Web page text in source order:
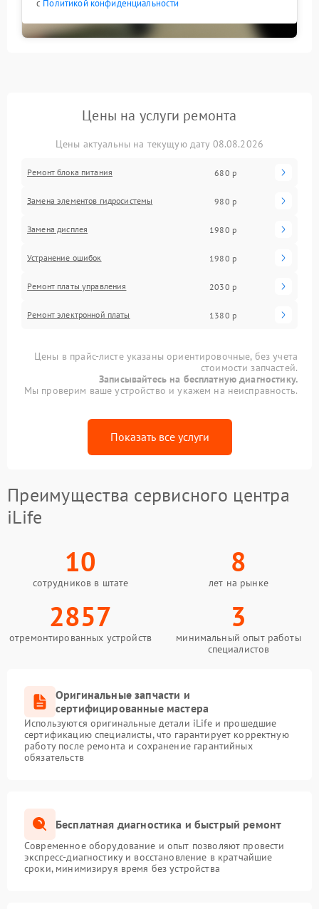
с Политикой конфиденциальности
Цены на услуги ремонта
Цены актуальны на текущую дату 08.08.2026
Ремонт блока питания 680 р
Замена элементов гидросистемы 980 р
Замена дисплея 1980 р
Устранение ошибок 1980 р
Ремонт платы управления 2030 р
Ремонт электронной платы 1380 р
Цены в прайс-листе указаны ориентировочные, без учета
стоимости запчастей.
Записывайтесь на бесплатную диагностику.
Мы проверим ваше устройство и укажем на неисправность.
Показать все услуги
Преимущества сервисного центра
iLife
10
сотрудников в штате
8
лет на рынке
2857
отремонтированных устройств
3
минимальный опыт работы
специалистов
Оригинальные запчасти и
сертифицированные мастера
Используются оригинальные детали iLife и прошедшие
сертификацию специалисты, что гарантирует корректную
работу после ремонта и сохранение гарантийных
обязательств
Бесплатная диагностика и быстрый ремонт
Современное оборудование и опыт позволяют провести
экспресс-диагностику и восстановление в кратчайшие
сроки, минимизируя время без устройства